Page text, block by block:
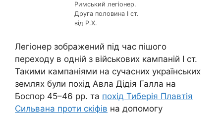
Римський легіонер.
Друга половина І ст.
від Р.Х.
Легіонер зображений під час пішого
переходу в одній з військових кампаній І ст.
Такими кампаніями на сучасних українських
землях були похід Авла Дідія Галла на
Боспор 45–46 рр. та похід Тиберія Плавтія
Сильвана проти скіфів на допомогу